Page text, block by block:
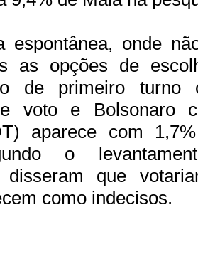
espontânea, onde
as opções de
de primeiro turno
voto e Bolsonaro
aparece com
o
disseram que
como indecisos.